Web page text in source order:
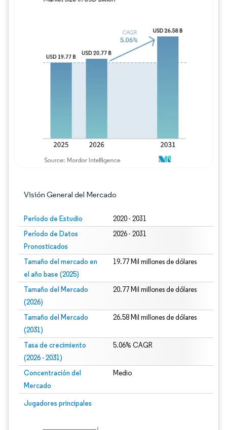
Visión General del Mercado
Período de Estudio 2020 - 2031
Período de Datos
Pronosticados
2026 - 2031
Tamaño del mercado en
el año base (2025)
19.77 Mil millones de dólares
Tamaño del Mercado
(2026)
20.77 Mil millones de dólares
Tamaño del Mercado
(2031)
26.58 Mil millones de dólares
Tasa de crecimiento
(2026 - 2031)
5.06% CAGR
Concentración del
Mercado
Medio
Jugadores principales
Imagen © Mordor Intelligence. El uso requiere atribución según CC BY 4.0.